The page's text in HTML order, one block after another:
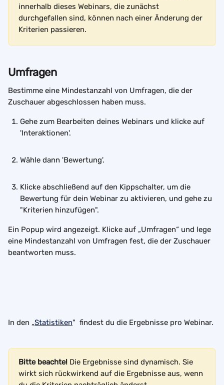
innerhalb dieses Webinars, die zunächst
durchgefallen sind, können nach einer Änderung der
Kriterien passieren.
Umfragen
Bestimme eine Mindestanzahl von Umfragen, die der
Zuschauer abgeschlossen haben muss.
Gehe zum Bearbeiten deines Webinars und klicke auf
'Interaktionen'.
Wähle dann 'Bewertung'.
Klicke abschließend auf den Kippschalter, um die
Bewertung für dein Webinar zu aktivieren, und gehe zu
"Kriterien hinzufügen".
Ein Popup wird angezeigt. Klicke auf „Umfragen“ und lege
eine Mindestanzahl von Umfragen fest, die der Zuschauer
beantworten muss.
In den „Statistiken"  findest du die Ergebnisse pro Webinar.
Bitte beachte! Die Ergebnisse sind dynamisch. Sie
wirkt sich rückwirkend auf die Ergebnisse aus, wenn